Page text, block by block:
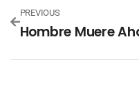
PREVIOUS